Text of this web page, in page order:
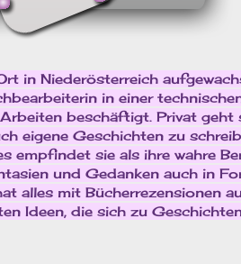
in Niederösterreich
in einer
beschäftigt. Privat geht
eigene Geschichten zu
empfindet sie als ihre wahre
und Gedanken auch in
alles mit Bücherrezensionen
Ideen, die sich zu